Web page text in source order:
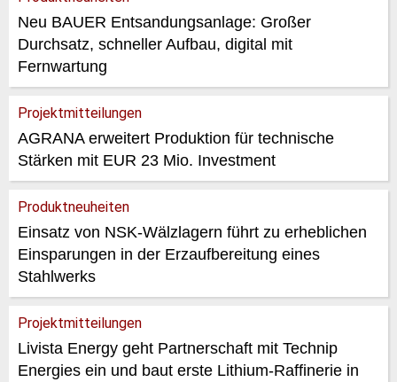
Neu BAUER Entsandungsanlage: Großer
Durchsatz, schneller Aufbau, digital mit
Fernwartung
Projektmitteilungen
AGRANA erweitert Produktion für technische
Stärken mit EUR 23 Mio. Investment
Produktneuheiten
Einsatz von NSK-Wälzlagern führt zu erheblichen
Einsparungen in der Erzaufbereitung eines
Stahlwerks
Projektmitteilungen
Livista Energy geht Partnerschaft mit Technip
Energies ein und baut erste Lithium-Raffinerie in